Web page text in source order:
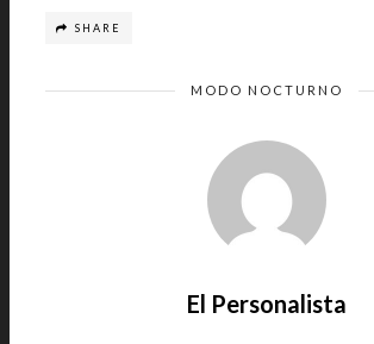
SHARE
MODO NOCTURNO
El Personalista